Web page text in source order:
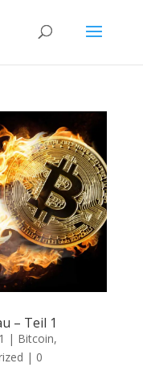
– Teil 1
| Bitcoin,
| 0